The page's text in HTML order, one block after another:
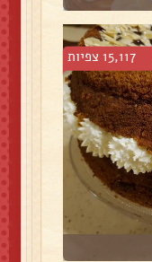
15,117 צפיות